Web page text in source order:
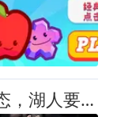
1750万！到期合同，克莱表态，湖人要捡漏？两大豪门恐怕不答应